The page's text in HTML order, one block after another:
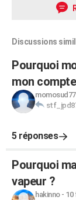
Discussions
Pourquoi
mon
momosud77
5 réponses
Pourquoi
vapeur ?
hakinno- 10